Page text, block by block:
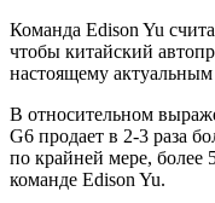
Команда Edison Yu
чтобы китайский
настоящему
В относительном
G6 продает в 2-3 раза
по крайней мере, более
команде Edison Yu.